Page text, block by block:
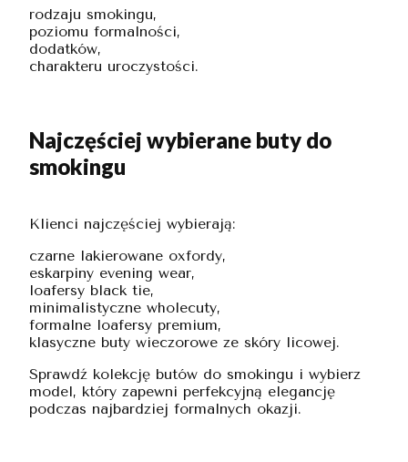
rodzaju smokingu,
poziomu formalności,
dodatków,
charakteru uroczystości.
Najczęściej wybierane buty do
smokingu
Klienci najczęściej wybierają:
czarne lakierowane oxfordy,
eskarpiny evening wear,
loafersy black tie,
minimalistyczne wholecuty,
formalne loafersy premium,
klasyczne buty wieczorowe ze skóry licowej.
Sprawdź kolekcję butów do smokingu i wybierz
model, który zapewni perfekcyjną elegancję
podczas najbardziej formalnych okazji.